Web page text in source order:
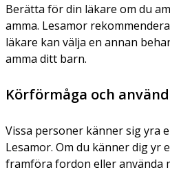
Berätta för din läkare om du
amma. Lesamor
läkare kan välja en annan
amma ditt barn.
Körförmåga och
Vissa personer känner sig yra
Lesamor. Om du känner dig yr
framföra fordon eller använda